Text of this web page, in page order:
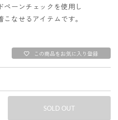
ペーンチェックを使用し
なせるアイテムです。
この商品をお気に入り登録
SOLD OUT